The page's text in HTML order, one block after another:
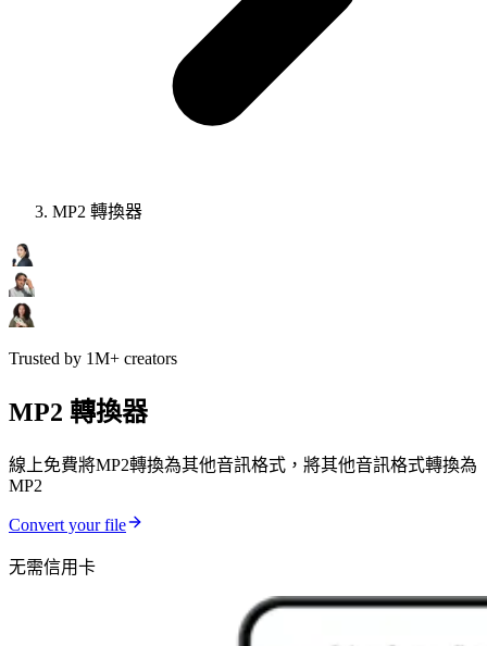
MP2 轉換器
Trusted by 1M+ creators
MP2 轉換器
線上免費將MP2轉換為其他音訊格式，將其他音訊格式轉換為
MP2
Convert your file
无需信用卡